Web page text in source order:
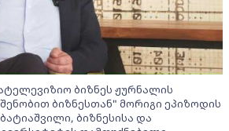
ბიზნეს ჟურნალის
ბიზნესთან" მორიგი ეპიზოდის
ბიზნესისა და